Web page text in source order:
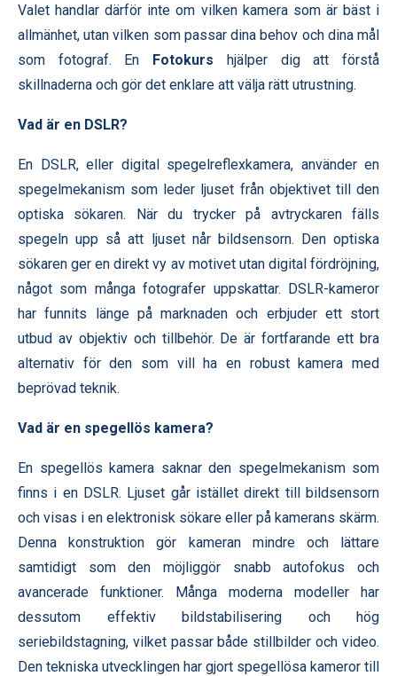
Valet handlar därför inte om vilken kamera som är bäst i
allmänhet, utan vilken som passar dina behov och dina mål
som fotograf. En Fotokurs hjälper dig att förstå
skillnaderna och gör det enklare att välja rätt utrustning.
Vad är en DSLR?
En DSLR, eller digital spegelreflexkamera, använder en
spegelmekanism som leder ljuset från objektivet till den
optiska sökaren. När du trycker på avtryckaren fälls
spegeln upp så att ljuset når bildsensorn. Den optiska
sökaren ger en direkt vy av motivet utan digital fördröjning,
något som många fotografer uppskattar. DSLR-kameror
har funnits länge på marknaden och erbjuder ett stort
utbud av objektiv och tillbehör. De är fortfarande ett bra
alternativ för den som vill ha en robust kamera med
beprövad teknik.
Vad är en spegellös kamera?
En spegellös kamera saknar den spegelmekanism som
finns i en DSLR. Ljuset går istället direkt till bildsensorn
och visas i en elektronisk sökare eller på kamerans skärm.
Denna konstruktion gör kameran mindre och lättare
samtidigt som den möjliggör snabb autofokus och
avancerade funktioner. Många moderna modeller har
dessutom effektiv bildstabilisering och hög
seriebildstagning, vilket passar både stillbilder och video.
Den tekniska utvecklingen har gjort spegellösa kameror till